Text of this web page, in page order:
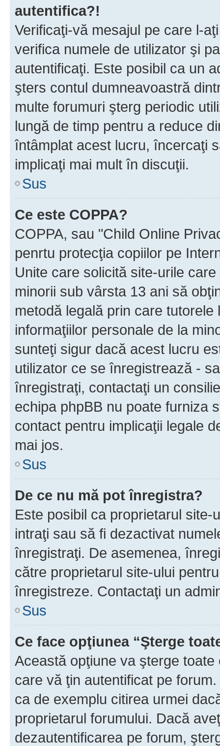
autentifica?!
Verificaţi-vă mesajul pe care l-
verifica numele de utilizator şi
autentificaţi. Este posibil ca un
şters contul dumneavoastră
multe forumuri şterg periodic
lungă de timp pentru a reduce
întâmplat acest lucru, încercaţi
implicaţi mai mult în discuţii.
Sus
Ce este COPPA?
COPPA, sau "Child Online
penrtu protecţia copiilor pe
Unite care solicită site-urile
minorii sub vârsta 13 ani să
metodă legală prin care
informaţiilor personale de la
sunteţi sigur dacă acest lucru
utilizator ce se înregistrează -
înregistraţi, contactaţi un
echipa phpBB nu poate furniza
contact pentru implicaţii legale
mai jos.
Sus
De ce nu mă pot înregistra?
Este posibil ca proprietarul
intraţi sau să fi dezactivat
înregistraţi. De asemenea,
către proprietarul site-ului
înregistreze. Contactaţi un
Sus
Ce face opţiunea “Şterge
Această opţiune va şterge
care vă ţin autentificat pe
ca de exemplu citirea urmei
proprietarul forumului. Dacă
dezautentificarea pe forum,